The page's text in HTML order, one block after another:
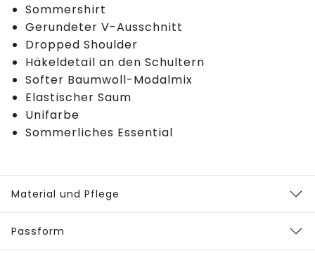
Sommershirt
Gerundeter V-Ausschnitt
Dropped Shoulder
Häkeldetail an den Schultern
Softer Baumwoll-Modalmix
Elastischer Saum
Unifarbe
Sommerliches Essential
Material und Pflege
Passform